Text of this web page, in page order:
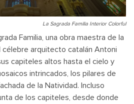
La Sagrada Familia Interior Colorful
Familia, una obra maestra de la
arquitecto catalán Antoni
capiteles altos hasta el cielo y
intrincados, los pilares de
de la Natividad. Incluso
de los capiteles, desde donde